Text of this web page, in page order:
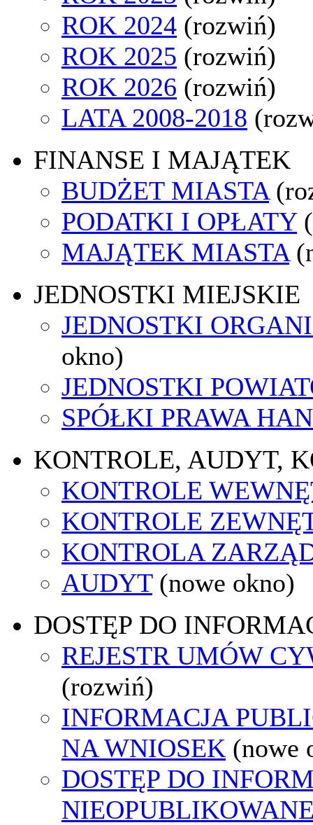
ROK 2024 (rozwiń)
ROK 2025 (rozwiń)
ROK 2026 (rozwiń)
LATA 2008-2018
FINANSE I MAJĄTEK
BUDŻET MIASTA
PODATKI I OPŁATY
MAJĄTEK MIASTA
JEDNOSTKI MIEJSKIE
JEDNOSTKI
okno)
JEDNOSTKI
SPÓŁKI PRAWA
KONTROLE, AUDYT,
KONTROLE
KONTROLE
KONTROLA
AUDYT (nowe okno)
DOSTĘP DO
REJESTR UMÓW
(rozwiń)
INFORMACJA
NA WNIOSEK (nowe
DOSTĘP DO